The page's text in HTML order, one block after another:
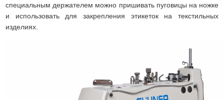
специальным держателем можно пришивать пуговицы на ножке
и использовать для закрепления этикеток на текстильных
изделиях.